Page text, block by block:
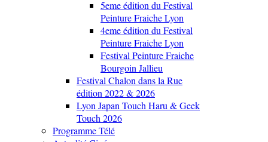
5eme édition du Festival
Peinture Fraiche Lyon
4eme édition du Festival
Peinture Fraiche Lyon
Festival Peinture Fraiche
Bourgoin Jallieu
Festival Chalon dans la Rue
édition 2022 & 2026
Lyon Japan Touch Haru & Geek
Touch 2026
Programme Télé